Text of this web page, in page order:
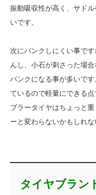
振動吸収性が高く、サド
いです。
次にパンクしにくい事で
んし、小石が刺さった場
パンクになる事が多いで
ているので軽量にできる
ブラータイヤはちょっと
ーと変わらないかもしれ
タイヤブラン